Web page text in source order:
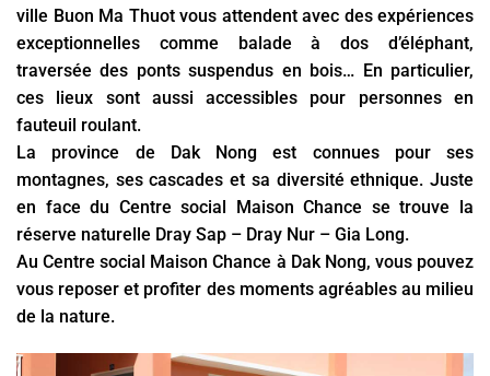
ville Buon Ma Thuot vous attendent avec des expériences
exceptionnelles comme balade à dos d’éléphant,
traversée des ponts suspendus en bois… En particulier,
ces lieux sont aussi accessibles pour personnes en
fauteuil roulant.
La province de Dak Nong est connues pour ses
montagnes, ses cascades et sa diversité ethnique. Juste
en face du Centre social Maison Chance se trouve la
réserve naturelle Dray Sap – Dray Nur – Gia Long.
Au Centre social Maison Chance à Dak Nong, vous pouvez
vous reposer et profiter des moments agréables au milieu
de la nature.